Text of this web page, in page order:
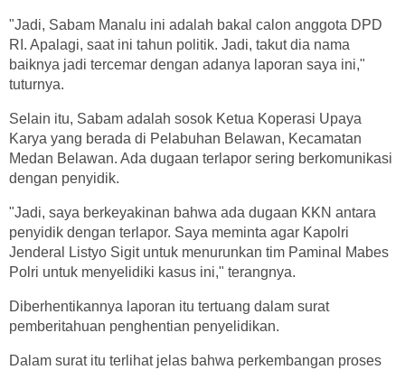
"Jadi, Sabam Manalu ini adalah bakal calon anggota DPD
RI. Apalagi, saat ini tahun politik. Jadi, takut dia nama
baiknya jadi tercemar dengan adanya laporan saya ini,"
tuturnya.
Selain itu, Sabam adalah sosok Ketua Koperasi Upaya
Karya yang berada di Pelabuhan Belawan, Kecamatan
Medan Belawan. Ada dugaan terlapor sering berkomunikasi
dengan penyidik.
"Jadi, saya berkeyakinan bahwa ada dugaan KKN antara
penyidik dengan terlapor. Saya meminta agar Kapolri
Jenderal Listyo Sigit untuk menurunkan tim Paminal Mabes
Polri untuk menyelidiki kasus ini," terangnya.
Diberhentikannya laporan itu tertuang dalam surat
pemberitahuan penghentian penyelidikan.
Dalam surat itu terlihat jelas bahwa perkembangan proses